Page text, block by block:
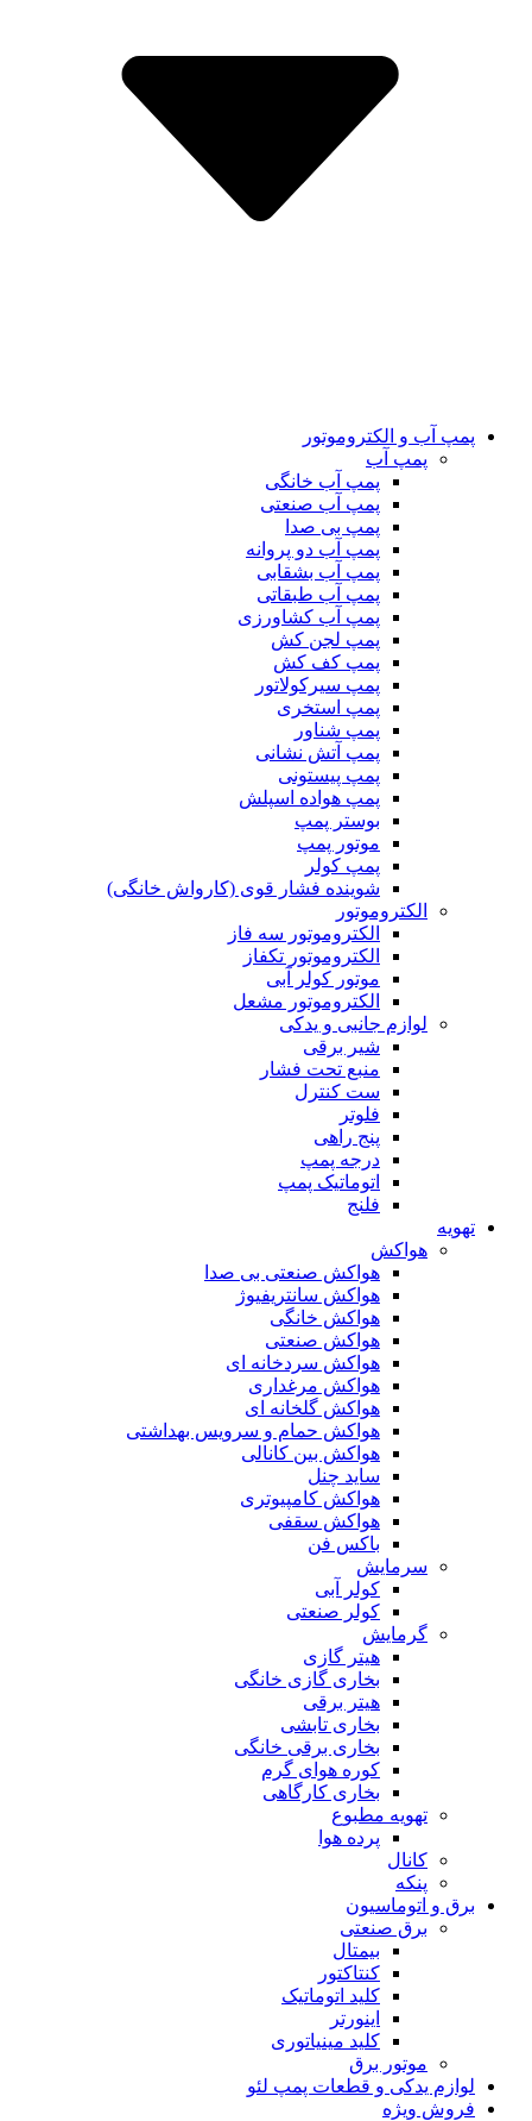
پمپ آب و الکتروموتور
پمپ آب
پمپ آب خانگی
پمپ آب صنعتی
پمپ بی صدا
پمپ آب دو پروانه
پمپ آب بشقابی
پمپ آب طبقاتی
پمپ آب کشاورزی
پمپ لجن کش
پمپ کف کش
پمپ سیرکولاتور
پمپ استخری
پمپ شناور
پمپ آتش نشانی
پمپ پیستونی
پمپ هواده اسپلش
بوستر پمپ
موتور پمپ
پمپ کولر
شوینده فشار قوی (کارواش خانگی)
الکتروموتور
الکتروموتور سه فاز
الکتروموتور تکفاز
موتور کولر آبی
الکتروموتور مشعل
لوازم جانبی و یدکی
شیر برقی
منبع تحت فشار
ست کنترل
فلوتر
پنج راهی
درجه پمپ
اتوماتیک پمپ
فلنج
تهویه
هواکش
هواکش صنعتی بی صدا
هواکش سانتریفیوژ
هواکش خانگی
هواکش صنعتی
هواکش سردخانه ای
هواکش مرغداری
هواکش گلخانه ای
هواکش حمام و سرویس بهداشتی
هواکش بین کانالی
ساید چنل
هواکش کامپیوتری
هواکش سقفی
باکس فن
سرمایش
کولر آبی
کولر صنعتی
گرمایش
هیتر گازی
بخاری گازی خانگی
هیتر برقی
بخاری تابشی
بخاری برقی خانگی
کوره هوای گرم
بخاری کارگاهی
تهویه مطبوع
پرده هوا
کانال
پنکه
برق و اتوماسیون
برق صنعتی
بیمتال
کنتاکتور
کلید اتوماتیک
اینورتر
کلید مینیاتوری
موتور برق
لوازم یدکی و قطعات پمپ لئو
فروش ویژه